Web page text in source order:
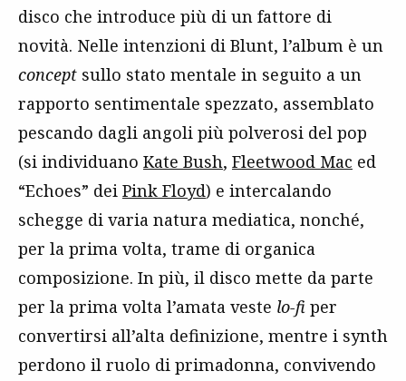
disco che introduce più di un fattore di
novità. Nelle intenzioni di Blunt, l’album è un
concept sullo stato mentale in seguito a un
rapporto sentimentale spezzato, assemblato
pescando dagli angoli più polverosi del pop
(si individuano Kate Bush, Fleetwood Mac ed
“Echoes” dei Pink Floyd) e intercalando
schegge di varia natura mediatica, nonché,
per la prima volta, trame di organica
composizione. In più, il disco mette da parte
per la prima volta l’amata veste lo-fi per
convertirsi all’alta definizione, mentre i synth
perdono il ruolo di primadonna, convivendo